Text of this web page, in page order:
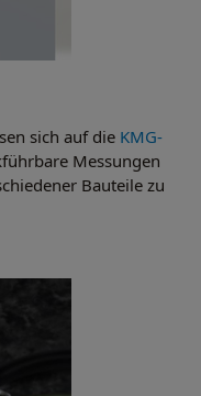
sich auf die KMG-
Messungen
Bauteile zu